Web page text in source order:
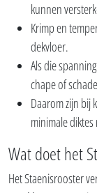
kunnen
Krimp en
dekvloer.
Als die
chape of
Daarom zijn bij
minimale
Wat doet het
Het Staenisrooster